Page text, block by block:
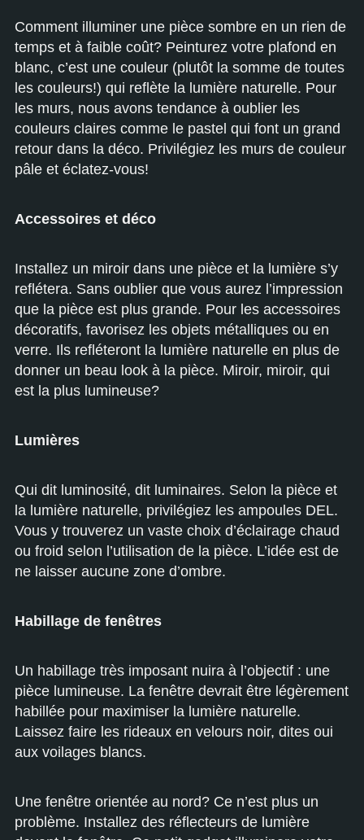
Comment illuminer une pièce sombre en un rien de
temps et à faible coût? Peinturez votre plafond en
blanc, c’est une couleur (plutôt la somme de toutes
les couleurs!) qui reflète la lumière naturelle. Pour
les murs, nous avons tendance à oublier les
couleurs claires comme le pastel qui font un grand
retour dans la déco. Privilégiez les murs de couleur
pâle et éclatez-vous!
Accessoires et déco
Installez un miroir dans une pièce et la lumière s’y
reflétera. Sans oublier que vous aurez l’impression
que la pièce est plus grande. Pour les accessoires
décoratifs, favorisez les objets métalliques ou en
verre. Ils refléteront la lumière naturelle en plus de
donner un beau look à la pièce. Miroir, miroir, qui
est la plus lumineuse?
Lumières
Qui dit luminosité, dit luminaires. Selon la pièce et
la lumière naturelle, privilégiez les ampoules DEL.
Vous y trouverez un vaste choix d’éclairage chaud
ou froid selon l’utilisation de la pièce. L’idée est de
ne laisser aucune zone d’ombre.
Habillage de fenêtres
Un habillage très imposant nuira à l’objectif : une
pièce lumineuse. La fenêtre devrait être légèrement
habillée pour maximiser la lumière naturelle.
Laissez faire les rideaux en velours noir, dites oui
aux voilages blancs.
Une fenêtre orientée au nord? Ce n’est plus un
problème. Installez des réflecteurs de lumière